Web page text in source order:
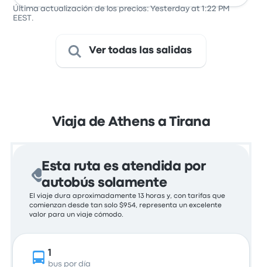
Última actualización de los precios: Yesterday at 1:22 PM
EEST.
Ver todas las salidas
Viaja de Athens a Tirana
Esta ruta es atendida por
autobús solamente
El viaje dura aproximadamente 13 horas y, con tarifas que
comienzan desde tan solo $954, representa un excelente
valor para un viaje cómodo.
1
bus por día